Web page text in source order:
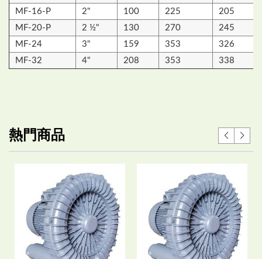
MF-16-P
2" 100 225
205
MF-20-P
2 ½" 130 270
245
MF-24
3" 159 353
326
MF-32
4" 208 353 338
熱門商品